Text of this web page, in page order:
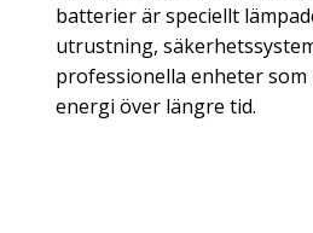
batterier är speciellt
utrustning,
professionella enheter
energi över längre tid.